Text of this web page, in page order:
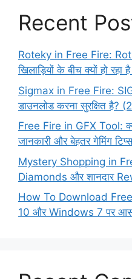
Recent
Roteky in Free Fire:
खिलाड़ियों के बीच क्यों हो
Sigmax in Free Fire:
डाउनलोड करना सुरक्षित है?
Free Fire in GFX Tool:
जानकारी और बेहतर गेमिंग
Mystery Shopping in
Diamonds और शानदार
How To Download
10 और Windows 7 पर